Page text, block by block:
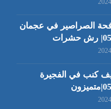
الصراصير في عجمان
كنب في الفجيرة